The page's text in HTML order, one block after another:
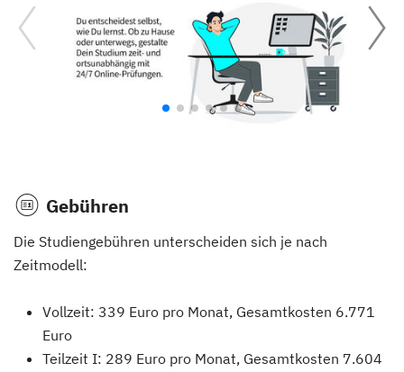
Gebühren
Die Studiengebühren unterscheiden sich je nach
Zeitmodell:
Vollzeit: 339 Euro pro Monat, Gesamtkosten 6.771
Euro
Teilzeit I: 289 Euro pro Monat, Gesamtkosten 7.604